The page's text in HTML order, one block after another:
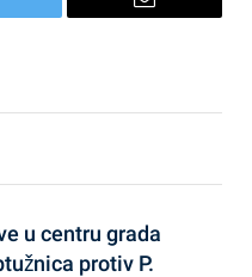
Email
u centru grada
protiv P.